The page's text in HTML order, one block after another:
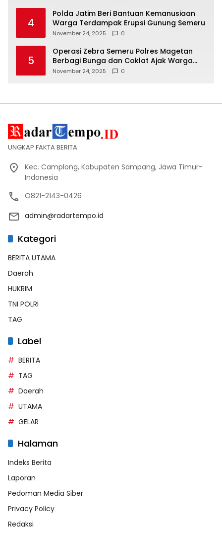
4
Polda Jatim Beri Bantuan Kemanusiaan
Warga Terdampak Erupsi Gunung Semeru
November 24, 2025 0
5
Operasi Zebra Semeru Polres Magetan
Berbagi Bunga dan Coklat Ajak Warga
Tertib Lalin
November 24, 2025 0
UNGKAP FAKTA BERITA
Kec. Camplong, Kabupaten Sampang, Jawa Timur-
Indonesia
O821-2143-0426
admin@radartempo.id
Kategori
BERITA UTAMA
Daerah
HUKRIM
TNI POLRI
TAG
Label
BERITA
TAG
Daerah
UTAMA
GELAR
Halaman
Indeks Berita
Laporan
Pedoman Media Siber
Privacy Policy
Redaksi